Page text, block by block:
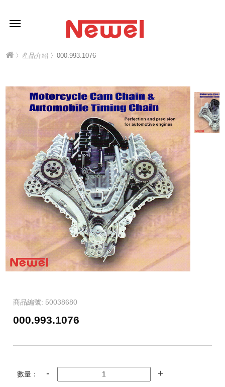
〉 產品介紹 〉000.993.1076
商品編號: 50038680
000.993.1076
數量：